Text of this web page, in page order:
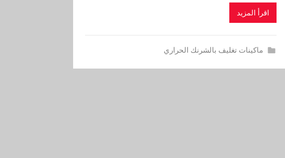
اقرأ المزيد
ماكينات تغليف بالشرنك الحراري